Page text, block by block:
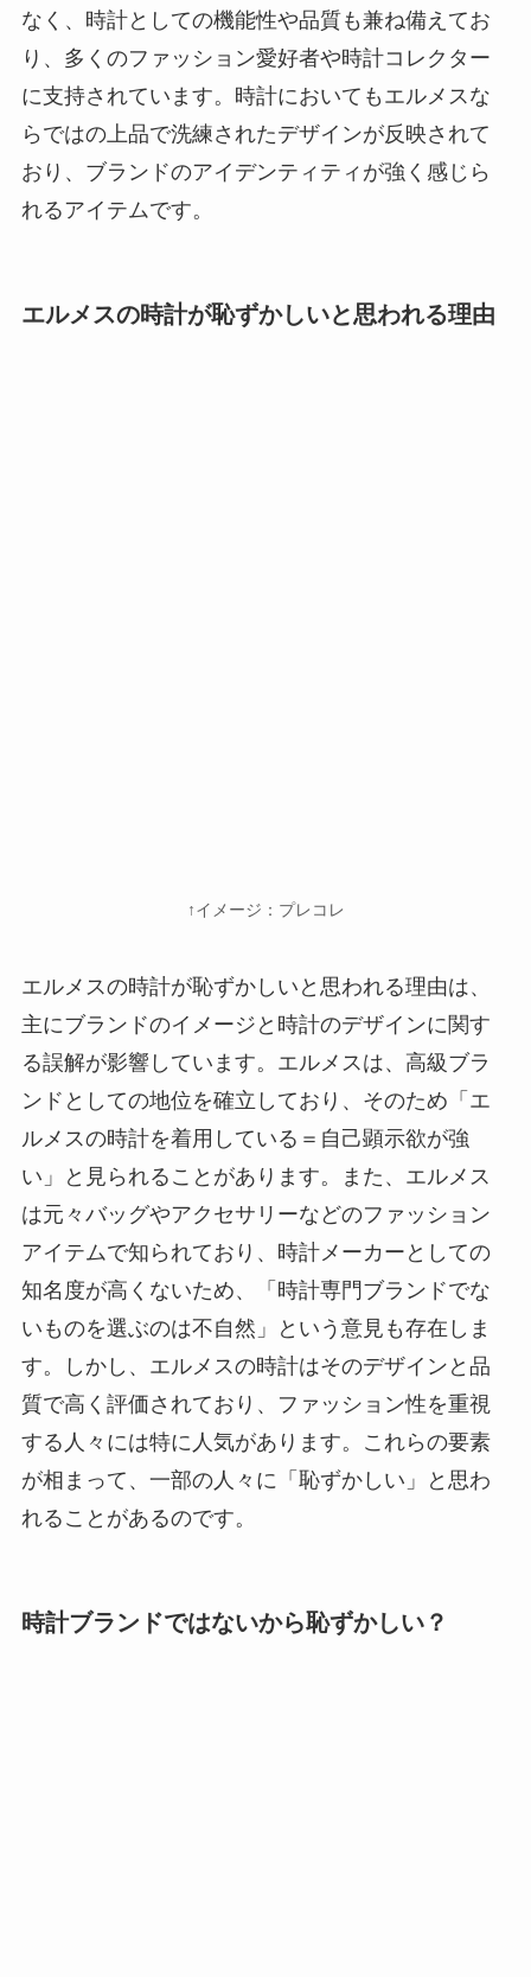
なく、時計としての機能性や品質も兼ね備えてお
り、多くのファッション愛好者や時計コレクター
に支持されています。時計においてもエルメスな
らではの上品で洗練されたデザインが反映されて
おり、ブランドのアイデンティティが強く感じら
れるアイテムです。
エルメスの時計が恥ずかしいと思われる理由
↑イメージ：プレコレ
エルメスの時計が恥ずかしいと思われる理由は、
主にブランドのイメージと時計のデザインに関す
る誤解が影響しています。エルメスは、高級ブラ
ンドとしての地位を確立しており、そのため「エ
ルメスの時計を着用している＝自己顕示欲が強
い」と見られることがあります。また、エルメス
は元々バッグやアクセサリーなどのファッション
アイテムで知られており、時計メーカーとしての
知名度が高くないため、「時計専門ブランドでな
いものを選ぶのは不自然」という意見も存在しま
す。しかし、エルメスの時計はそのデザインと品
質で高く評価されており、ファッション性を重視
する人々には特に人気があります。これらの要素
が相まって、一部の人々に「恥ずかしい」と思わ
れることがあるのです。
時計ブランドではないから恥ずかしい？